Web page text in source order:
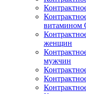
витамином
женщин
мужчин